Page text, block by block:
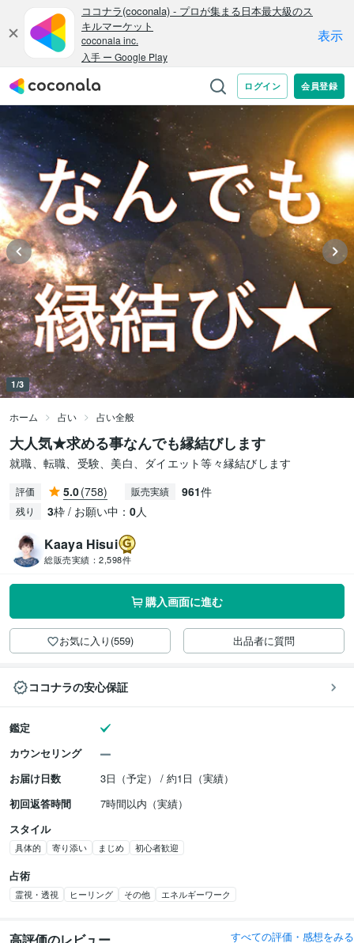
1/3
ホーム 占い 占い全般
大人気★求める事なんでも縁結びします
就職、転職、受験、美白、ダイエット等々縁結びします
評価 5.0(758) 販売実績 961件
残り 3枠 / お願い中： 0人
Kaaya Hisui
総販売実績： 2,598件
購入画面に進む
お気に入り(559) 出品者に質問
ココナラの安心保証
鑑定
カウンセリング
お届け日数
3日（予定） / 約1日（実績）
初回返答時間
7時間以内（実績）
スタイル
具体的 寄り添い まじめ 初心者歓迎
占術
霊視・透視 ヒーリング その他 エネルギーワーク
すべての評価・感想をみる